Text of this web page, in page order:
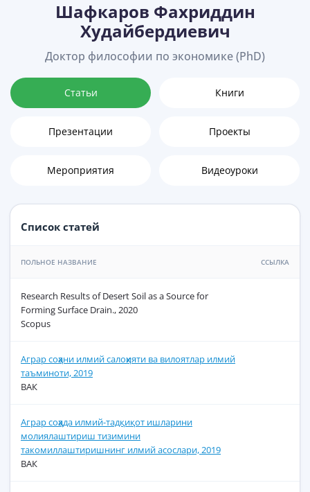
Шафкаров Фахриддин
Худайбердиевич
Доктор философии по экономике (PhD)
Статьи Книги
Презентации Проекты
Мероприятия Видеоуроки
Список статей
ПОЛЬНОЕ НАЗВАНИЕ ССЫЛКА
Research Results of Desert Soil as a Source for
Forming Surface Drain., 2020
Scopus
Аграр соҳани илмий салоҳияти ва вилоятлар илмий
таъминоти, 2019
ВАК
Аграр соҳада илмий-тадқиқот ишларини
молиялаштириш тизимини
такомиллаштиришнинг илмий асослари, 2019
ВАК